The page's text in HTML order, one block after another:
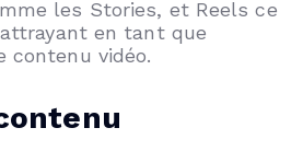
les Stories, et Reels ce
en tant que
contenu vidéo.